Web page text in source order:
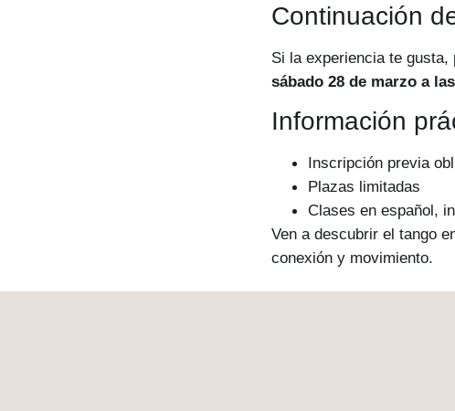
Continuación
Si la experiencia te gusta,
sábado 28 de marzo a
Información
Inscripción previa
Plazas limitadas
Clases en español,
Ven a descubrir el tango
conexión y movimiento.